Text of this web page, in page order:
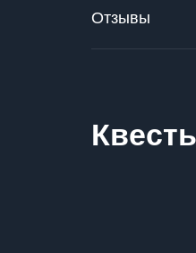
Отзывы